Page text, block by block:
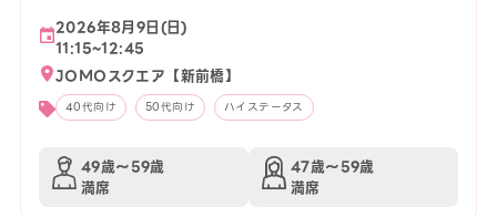
2026年8月9日(日)
11:15~12:45
JOMOスクエア【新前橋】
40代向け 50代向け ハイステータス
49歳〜59歳
満席
47歳〜59歳
満席